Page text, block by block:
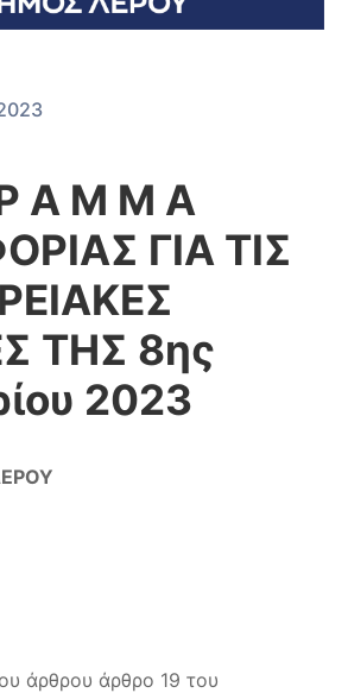
Α Μ Μ Α
ΓΙΑ ΤΙΣ
ΤΗΣ 8ης
2023
άρθρου άρθρο 19 του